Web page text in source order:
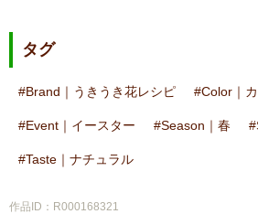
タグ
Brand｜うきうき花レシピ Color｜
Event｜イースター Season｜春
Taste｜ナチュラル
作品ID：R000168321